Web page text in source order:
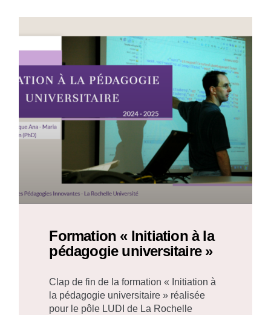
Formation « Initiation à la
pédagogie universitaire »
Clap de fin de la formation « Initiation à
la pédagogie universitaire » réalisée
pour le pôle LUDI de La Rochelle